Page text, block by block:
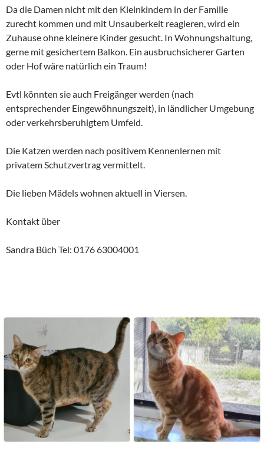
Da die Damen nicht mit den Kleinkindern in der Familie
zurecht kommen und mit Unsauberkeit reagieren, wird ein
Zuhause ohne kleinere Kinder gesucht. In Wohnungshaltung,
gerne mit gesichertem Balkon. Ein ausbruchsicherer Garten
oder Hof wäre natürlich ein Traum!
Evtl könnten sie auch Freigänger werden (nach
entsprechender Eingewöhnungszeit), in ländlicher Umgebung
oder verkehrsberuhigtem Umfeld.
Die Katzen werden nach positivem Kennenlernen mit
privatem Schutzvertrag vermittelt.
Die lieben Mädels wohnen aktuell in Viersen.
Kontakt über
Sandra Büch Tel: 0176 63004001